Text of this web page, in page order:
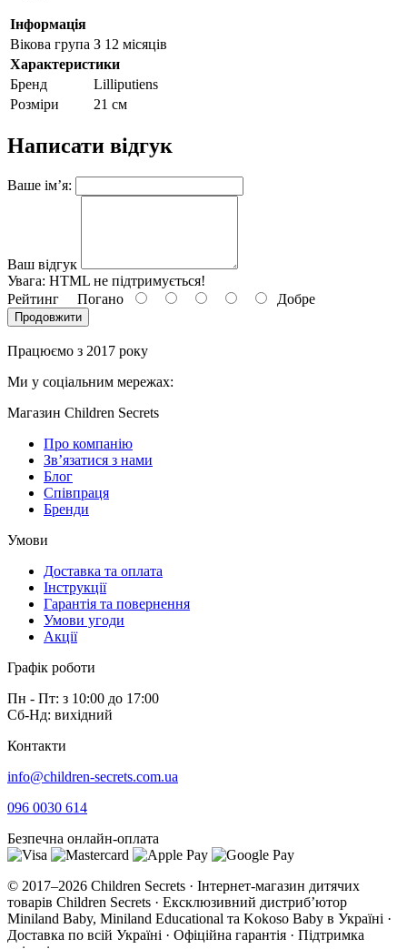
Інформація
Вікова група З 12 місяців
Характеристики
Бренд
Lilliputiens
Розміри
21 см
Написати відгук
Ваше ім’я:
Ваш відгук
Увага: HTML не підтримується!
Рейтинг Погано Добре
Продовжити
Працюємо з 2017 року
Ми у соціальним мережах:
Магазин Children Secrets
Про компанію
Зв’язатися з нами
Блог
Співпраця
Бренди
Умови
Доставка та оплата
Інструкції
Гарантія та повернення
Умови угоди
Акції
Графік роботи
Пн - Пт: з 10:00 до 17:00
Сб-Нд: вихідний
Контакти
info@children-secrets.com.ua
096 0030 614
Безпечна онлайн-оплата
© 2017–2026 Children Secrets · Інтернет-магазин дитячих
товарів Children Secrets · Ексклюзивний дистриб’ютор
Miniland Baby, Miniland Educational та Kokoso Baby в Україні ·
Доставка по всій Україні · Офіційна гарантія · Підтримка